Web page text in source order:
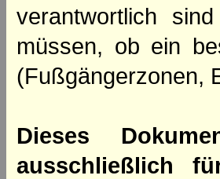
verantwortlich
müssen, ob ein
(Fußgängerzonen,
Dieses
ausschließlich